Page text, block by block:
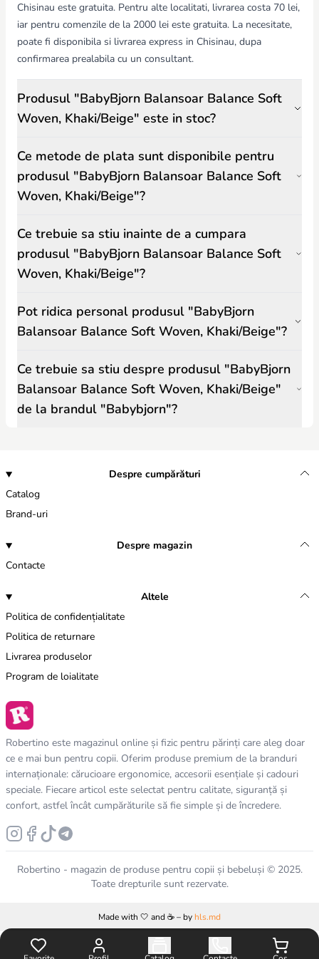
Chisinau este gratuita. Pentru alte localitati, livrarea costa 70 lei,
iar pentru comenzile de la 2000 lei este gratuita. La necesitate,
poate fi disponibila si livrarea express in Chisinau, dupa
confirmarea prealabila cu un consultant.
Produsul "BabyBjorn Balansoar Balance Soft
Woven, Khaki/Beige" este in stoc?
Ce metode de plata sunt disponibile pentru
produsul "BabyBjorn Balansoar Balance Soft
Woven, Khaki/Beige"?
Ce trebuie sa stiu inainte de a cumpara
produsul "BabyBjorn Balansoar Balance Soft
Woven, Khaki/Beige"?
Pot ridica personal produsul "BabyBjorn
Balansoar Balance Soft Woven, Khaki/Beige"?
Ce trebuie sa stiu despre produsul "BabyBjorn
Balansoar Balance Soft Woven, Khaki/Beige"
de la brandul "Babybjorn"?
Despre cumpărături
Catalog
Brand-uri
Despre magazin
Contacte
Altele
Politica de confidențialitate
Politica de returnare
Livrarea produselor
Program de loialitate
Robertino este magazinul online și fizic pentru părinți care aleg doar
ce e mai bun pentru copii. Oferim produse premium de la branduri
internaționale: cărucioare ergonomice, accesorii esențiale și cadouri
speciale. Fiecare articol este selectat pentru calitate, siguranță și
confort, astfel încât cumpărăturile să fie simple și de încredere.
Robertino - magazin de produse pentru copii și bebeluși © 2025.
Toate drepturile sunt rezervate.
Made with 🤍 and ☕️ – by hls.md